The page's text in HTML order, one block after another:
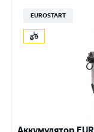
EUROSTART